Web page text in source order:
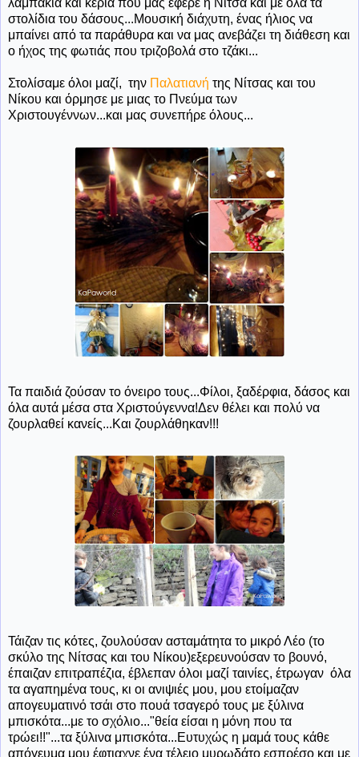
λαμπάκια και κεριά που μας έφερε η Νίτσα και με όλα τα
στολίδια του δάσους...Μουσική διάχυτη, ένας ήλιος να
μπαίνει από τα παράθυρα και να μας ανεβάζει τη διάθεση και
ο ήχος της φωτιάς που τριζοβολά στο τζάκι...
Στολίσαμε όλοι μαζί, την Παλατιανή της Νίτσας και του
Νίκου και όρμησε με μιας το Πνεύμα των
Χριστουγέννων...και μας συνεπήρε όλους...
Τα παιδιά ζούσαν το όνειρο τους...Φίλοι, ξαδέρφια, δάσος και
όλα αυτά μέσα στα Χριστούγεννα!Δεν θέλει και πολύ να
ζουρλαθεί κανείς...Και ζουρλάθηκαν!!!
Τάιζαν τις κότες, ζουλούσαν ασταμάτητα το μικρό Λέο (το
σκύλο της Νίτσας και του Νίκου)εξερευνούσαν το βουνό,
έπαιζαν επιτραπέζια, έβλεπαν όλοι μαζί ταινίες, έτρωγαν όλα
τα αγαπημένα τους, κι οι ανιψιές μου, μου ετοίμαζαν
απογευματινό τσάι στο πουά τσαγερό τους με ξύλινα
μπισκότα...με το σχόλιο..."θεία είσαι η μόνη που τα
τρώει!!"...τα ξύλινα μπισκότα...Ευτυχώς η μαμά τους κάθε
απόγευμα μου έφτιαχνε ένα τέλειο μυρωδάτο εσπρέσο και με